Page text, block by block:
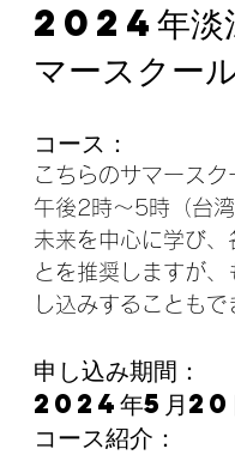
2024年淡
マースクー
コース：
こちらのサマース
午後2時〜5時（台
未来を中心に学び
とを推奨しますが
し込みすることもで
申し込み期間：
2024年5月20
コース紹介：